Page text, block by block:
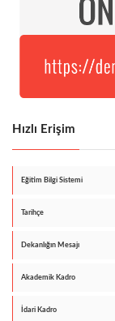
Hızlı Erişim
Eğitim Bilgi Sistemi
Tarihçe
Dekanlığın Mesajı
Akademik Kadro
İdari Kadro